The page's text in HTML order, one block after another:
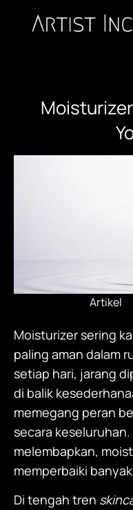
Artikel
Moisturizersering
paling aman dalam
setiap hari, jarang
di balik
memegang peran
secara
melembapkan,
memperbaiki
Di tengah tren